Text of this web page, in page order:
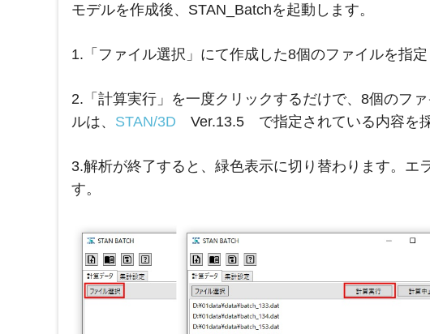
モデルを作成後、STAN_Batchを起動します。
1.「ファイル選択」にて作成した8個のファイルを指定
2.「計算実行」を一度クリックするだけで、8個のフ
ルは、 STAN/3D Ver.13.5 で指定されている内容を採
3.解析が終了すると、緑色表示に切り替わります。エ
す。